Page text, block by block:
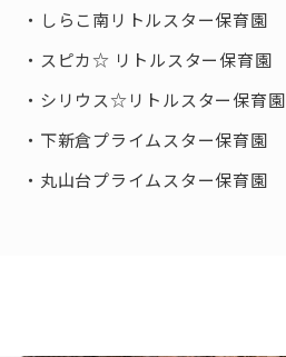
しらこ南リトルスター保育園
スピカ☆ リトルスター保育園
シリウス☆リトルスター保育園
下新倉プライムスター保育園
丸山台プライムスター保育園